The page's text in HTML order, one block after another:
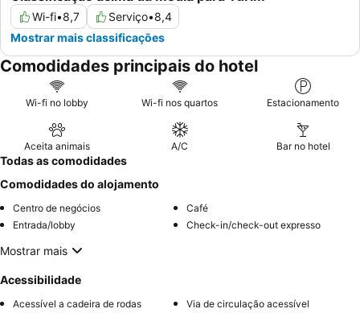
Wi-fi•8,7 Serviço•8,4
Mostrar mais classificações
Comodidades principais do hotel
Wi-fi no lobby Wi-fi nos quartos Estacionamento
Aceita animais A/C Bar no hotel
Todas as comodidades
Comodidades do alojamento
Centro de negócios
Café
Entrada/lobby
Check-in/check-out expresso
Mostrar mais
Acessibilidade
Acessível a cadeira de rodas Via de circulação acessível